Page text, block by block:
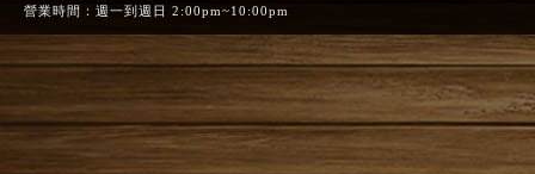
營業時間：週一到週日 2:00pm~10:00pm